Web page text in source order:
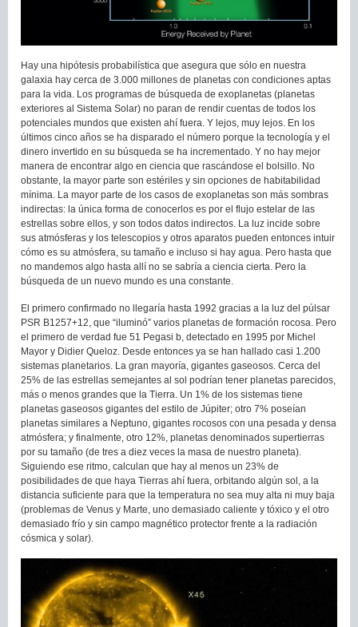
Hay una hipótesis probabilística que asegura que sólo en nuestra
galaxia hay cerca de 3.000 millones de planetas con condiciones aptas
para la vida. Los programas de búsqueda de exoplanetas (planetas
exteriores al Sistema Solar) no paran de rendir cuentas de todos los
potenciales mundos que existen ahí fuera. Y lejos, muy lejos. En los
últimos cinco años se ha disparado el número porque la tecnología y el
dinero invertido en su búsqueda se ha incrementado. Y no hay mejor
manera de encontrar algo en ciencia que rascándose el bolsillo. No
obstante, la mayor parte son estériles y sin opciones de habitabilidad
mínima. La mayor parte de los casos de exoplanetas son más sombras
indirectas: la única forma de conocerlos es por el flujo estelar de las
estrellas sobre ellos, y son todos datos indirectos. La luz incide sobre
sus atmósferas y los telescopios y otros aparatos pueden entonces intuir
cómo es su atmósfera, su tamaño e incluso si hay agua. Pero hasta que
no mandemos algo hasta allí no se sabría a ciencia cierta. Pero la
búsqueda de un nuevo mundo es una constante.
El primero confirmado no llegaría hasta 1992 gracias a la luz del púlsar
PSR B1257+12, que “iluminó” varios planetas de formación rocosa. Pero
el primero de verdad fue 51 Pegasi b, detectado en 1995 por Michel
Mayor y Didier Queloz. Desde entonces ya se han hallado casi 1.200
sistemas planetarios. La gran mayoría, gigantes gaseosos. Cerca del
25% de las estrellas semejantes al sol podrían tener planetas parecidos,
más o menos grandes que la Tierra. Un 1% de los sistemas tiene
planetas gaseosos gigantes del estilo de Júpiter; otro 7% poseían
planetas similares a Neptuno, gigantes rocosos con una pesada y densa
atmósfera; y finalmente, otro 12%, planetas denominados supertierras
por su tamaño (de tres a diez veces la masa de nuestro planeta).
Siguiendo ese ritmo, calculan que hay al menos un 23% de
posibilidades de que haya Tierras ahí fuera, orbitando algún sol, a la
distancia suficiente para que la tempe­ratura no sea muy alta ni muy baja
(problemas de Venus y Marte, uno demasiado caliente y tóxico y el otro
demasiado frío y sin campo magnético protector frente a la radiación
cósmica y solar).